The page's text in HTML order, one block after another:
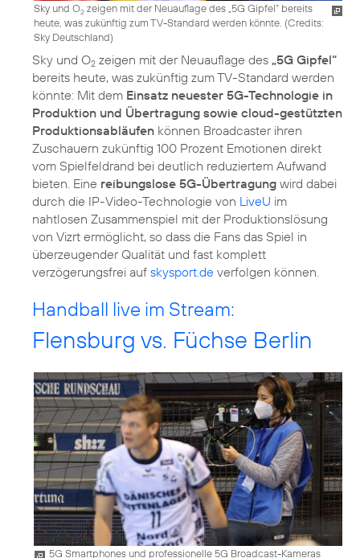
Sky und O2 zeigen mit der Neuauflage des „5G Gipfel“ bereits
heute, was zukünftig zum TV-Standard werden könnte. (Credits:
Sky Deutschland)
Sky und O2 zeigen mit der Neuauflage des „5G Gipfel“
bereits heute, was zukünftig zum TV-Standard werden
könnte: Mit dem Einsatz neuester 5G-Technologie in
Produktion und Übertragung sowie cloud-gestützten
Produktionsabläufen können Broadcaster ihren
Zuschauern zukünftig 100 Prozent Emotionen direkt
vom Spielfeldrand bei deutlich reduziertem Aufwand
bieten. Eine reibungslose 5G-Übertragung wird dabei
durch die IP-Video-Technologie von LiveU im
nahtlosen Zusammenspiel mit der Produktionslösung
von Vizrt ermöglicht, so dass die Fans das Spiel in
überzeugender Qualität und fast komplett
verzögerungsfrei auf skysport.de verfolgen können.
Handball live im Stream:
Flensburg vs. Füchse Berlin
5G Smartphones und professionelle 5G Broadcast-Kameras